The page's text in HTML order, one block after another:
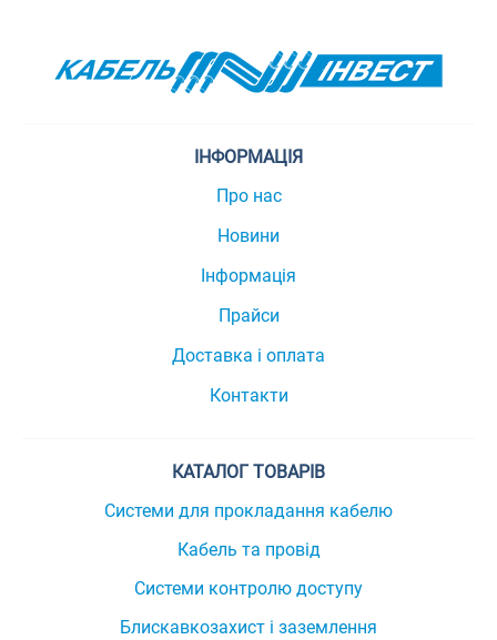
ІНФОРМАЦІЯ
Про нас
Новини
Інформація
Прайси
Доставка і оплата
Контакти
КАТАЛОГ ТОВАРІВ
Системи для прокладання кабелю
Кабель та провід
Системи контролю доступу
Блискавкозахист і заземлення